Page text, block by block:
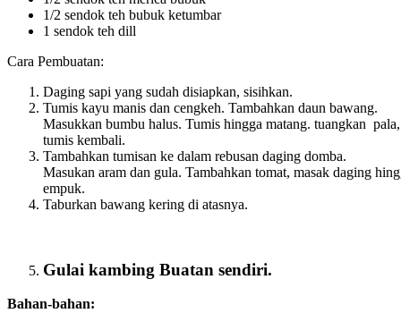
1/2 sendok teh bubuk ketumbar
1 sendok teh dill
Cara Pembuatan:
Daging sapi yang sudah disiapkan, sisihkan.
Tumis kayu manis dan cengkeh. Tambahkan daun bawang.
Masukkan bumbu halus. Tumis hingga matang. tuangkan pala,
tumis kembali.
Tambahkan tumisan ke dalam rebusan daging domba.
Masukan aram dan gula. Tambahkan tomat, masak daging
empuk.
Taburkan bawang kering di atasnya.
Gulai kambing Buatan sendiri.
Bahan-bahan: